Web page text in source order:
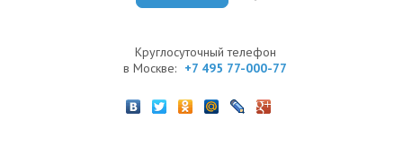
Круглосуточный телефон
в Москве: +7 495 77-000-77